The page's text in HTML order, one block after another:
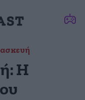
Η